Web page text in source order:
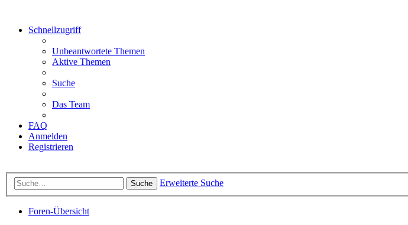
Schnellzugriff
Unbeantwortete Themen
Aktive Themen
Suche
Das Team
FAQ
Anmelden
Registrieren
Suche Erweiterte Suche
Foren-Übersicht